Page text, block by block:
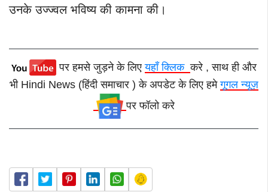
उनके उज्ज्वल भविष्य की कामना की।
पर हमसे जुड़ने के लिएयहाँ क्लिककरे , साथ ही और
भी Hindi News (हिंदी समाचार ) के अपडेट के लिए हमेगूगल न्यूज़
पर फॉलो करे